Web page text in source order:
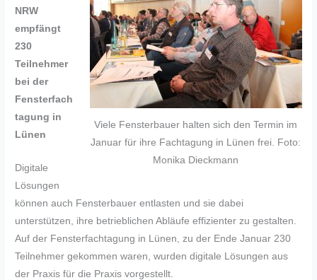
Viele Fensterbauer halten sich den Termin im
Januar für ihre Fachtagung in Lünen frei. Foto:
Monika Dieckmann
NRW
empfängt
230
Teilnehmer
bei der
Fensterfach
tagung in
Lünen
Digitale
Lösungen
können auch Fensterbauer entlasten und sie dabei
unterstützen, ihre betrieblichen Abläufe effizienter zu gestalten.
Auf der Fensterfachtagung in Lünen, zu der Ende Januar 230
Teilnehmer gekommen waren, wurden digitale Lösungen aus
der Praxis für die Praxis vorgestellt.